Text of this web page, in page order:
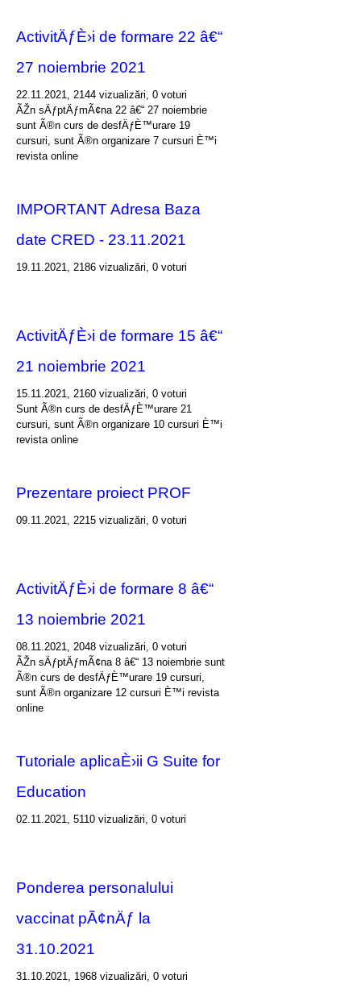
ActivitÄƒÈ›i de formare 22 â€“
27 noiembrie 2021
22.11.2021, 2144 vizualizări, 0 voturi
ÃŽn sÄƒptÄƒmÃ¢na 22 â€“ 27 noiembrie
sunt Ã®n curs de desfÄƒÈ™urare 19
cursuri, sunt Ã®n organizare 7 cursuri È™i
revista online
IMPORTANT Adresa Baza
date CRED - 23.11.2021
19.11.2021, 2186 vizualizări, 0 voturi
ActivitÄƒÈ›i de formare 15 â€“
21 noiembrie 2021
15.11.2021, 2160 vizualizări, 0 voturi
Sunt Ã®n curs de desfÄƒÈ™urare 21
cursuri, sunt Ã®n organizare 10 cursuri È™i
revista online
Prezentare proiect PROF
09.11.2021, 2215 vizualizări, 0 voturi
ActivitÄƒÈ›i de formare 8 â€“
13 noiembrie 2021
08.11.2021, 2048 vizualizări, 0 voturi
ÃŽn sÄƒptÄƒmÃ¢na 8 â€“ 13 noiembrie sunt
Ã®n curs de desfÄƒÈ™urare 19 cursuri,
sunt Ã®n organizare 12 cursuri È™i revista
online
Tutoriale aplicaÈ›ii G Suite for
Education
02.11.2021, 5110 vizualizări, 0 voturi
Ponderea personalului
vaccinat pÃ¢nÄƒ la
31.10.2021
31.10.2021, 1968 vizualizări, 0 voturi